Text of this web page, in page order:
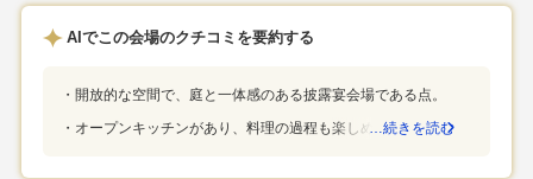
や披露宴会場の作成に21時頃まで考えて時間がかかってしまっ
ても気持ちの良い式を上げることが出来た。人見知りな自分で
も徐々に話せるようになった。スタッフの対応に感謝してい
AIでこの会場のクチコミを要約する
開放的な空間で、庭と一体感のある披露宴会場である点。
オープンキッチンがあり、料理の過程も楽しめる点。…続きを読む